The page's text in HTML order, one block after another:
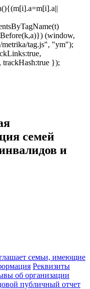
(window,
tag.js", "ym");
trackHash:true });
семей
и
семьи, имеющие
Реквизиты
об организации
публичный отчет